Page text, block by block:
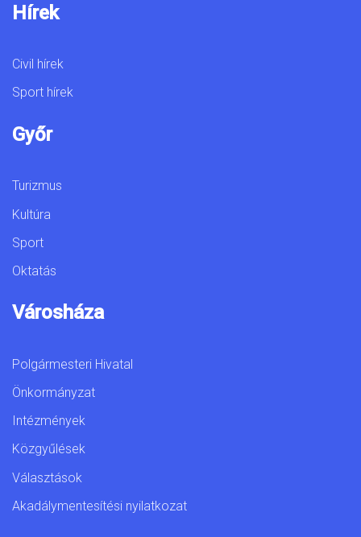
Hírek
Civil hírek
Sport hírek
Győr
Turizmus
Kultúra
Sport
Oktatás
Városháza
Polgármesteri Hivatal
Önkormányzat
Intézmények
Közgyűlések
Választások
Akadálymentesítési nyilatkozat